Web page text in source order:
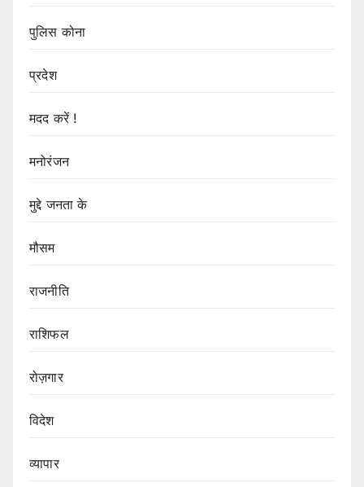
पुलिस कोना
प्रदेश
मदद करें !
मनोरंजन
मुद्दे जनता के
मौसम
राजनीति
राशिफल
रोज़गार
विदेश
व्यापार